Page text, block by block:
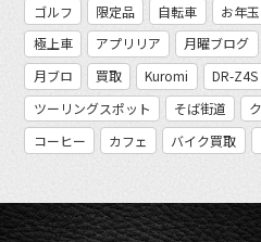
ゴルフ
限定品 自転車 お年玉
極上車
アプリリア 月曜ブログ
月ブロ
買取 Kuromi DR-Z4S
ツーリングスポット
そば街道
コーヒー
カフェ バイク買取